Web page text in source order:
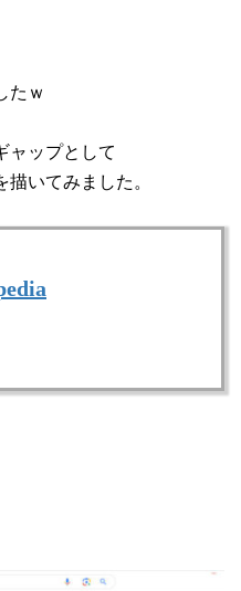
たｗ
ャップとして
描いてみました。